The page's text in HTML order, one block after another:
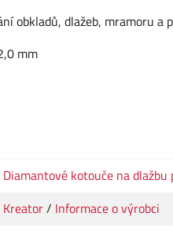
obkladů, dlažeb, mramoru a
mm
Diamantové kotouče na
Kreator/ Informace o výrobci